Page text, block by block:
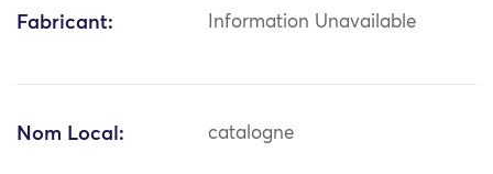
Fabricant: Information Unavailable
Nom Local: catalogne